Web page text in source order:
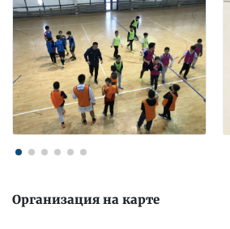
Организация на карте